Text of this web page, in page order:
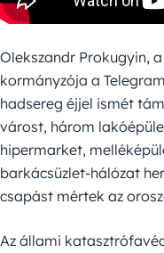
Olekszandr Prokugyin,
kormányzója a
hadsereg éjjel ismét
várost, három
hipermarket,
barkácsüzlet-hálózat
csapást mértek az
Az állami